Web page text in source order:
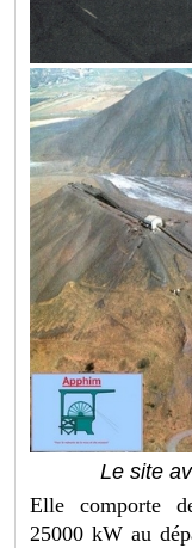
Le site
Elle comporte
25000 kW au